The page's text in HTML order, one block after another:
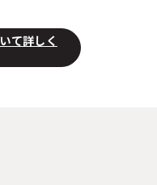
て詳しく